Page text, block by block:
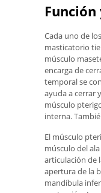
Cada uno de
masticatorio
músculo
encarga de
temporal se
ayuda a cerrar
músculo
interna.
El músculo
músculo del
articulación de
apertura de la
mandíbula